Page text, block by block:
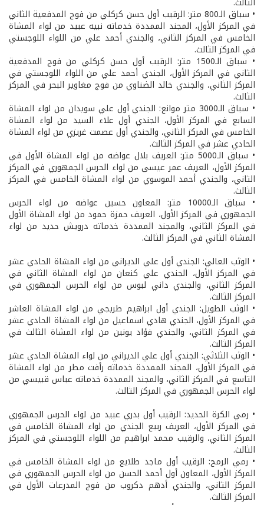
• سباق الـ800 متر: الرقيب أول حسن كركلي من فوج المدفعية الثاني
في المركز الأول، المجند الممددة خدماته نبيه عبيد من لواء المشاة
الخامس في المركز الثاني، والجندي أحمد علي من اللواء اللوجستي
في المركز الثالث.
• سباق الـ1500 متر: الرقيب أول حسن كركلي من فوج المدفعية
الثاني في المركز الأول، الجندي أحمد علي من اللواء اللوجستي في
المركز الثاني، والجندي خالد الضناوي من فوج مغاوير البحر في المركز
الثالث.
• سباق الـ3000 متر موانع: الجندي أول علي سويدان من لواء المشاة
السابع في المركز الأول، الجندي أول علاء السيد من لواء المشاة
الخامس في المركز الثاني، والجندي أول عصمت غريزي من لواء المشاة
الحادي عشر في المركز الثالث.
• سباق الـ5000 متر: العريف بلال عواضه من لواء المشاة الأول في
المركز الأول، العريف عمر عيسى من لواء الحرس الجمهوري في المركز
الثاني، والجندي أحمد الموسوي من لواء المشاة الخامس في المركز
الثالث.
• سباق الـ10000 متر: المعاون حسين عواضه من لواء الحرس
الجمهوري في المركز الأول، العريف حمزة حمود من لواء المشاة الأول
في المركز الثاني، والمجند الممددة خدماته درويش حديد من لواء
المشاة الثاني في المركز الثالث.
• الوثب العالي: الجندي أول علي الديراني من لواء المشاة الحادي عشر
في المركز الأول، الجندي علي كنعان من لواء المشاة الثاني في
المركز الثاني، والجندي داني لبوس من لواء الحرس الجمهوري في
المركز الثالث.
• الوثب الطويل: الجندي أول ابراهيم طريجي من لواء المشاة العاشر
في المركز الأول، الجندي هادي اسماعيل من لواء المشاة الحادي عشر
في المركز الثاني، والجندي فؤاد يونين من لواء المشاة الثالث في
المركز الثالث.
• الوثب الثلاثي: الجندي أول علي الديراني من لواء المشاة الحادي عشر
في المركز الأول، المجند الممددة خدماته رأفت مطر من لواء المشاة
التاسع في المركز الثاني، والمجند الممددة خدماته عباس قبيسي من
لواء الحرس الجمهوري في المركز الثالث.
• رمي الكرة الحديد: الرقيب أول بدري عبيد من لواء الحرس الجمهوري
في المركز الأول، العريف ربيع الجندي من لواء المشاة الخامس في
المركز الثاني، والرقيب محمد ابراهيم من اللواء اللوجستي في المركز
الثالث.
• رمي الرمح: الرقيب أول ماجد طلايع من لواء المشاة الخامس في
المركز الأول، المعاون أول أحمد الحسن من لواء الحرس الجمهوري في
المركز الثاني، والجندي أدهم دكروب من فوج المدرعات الأول في
المركز الثالث.